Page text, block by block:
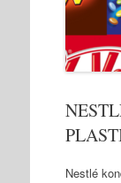
Nestlé